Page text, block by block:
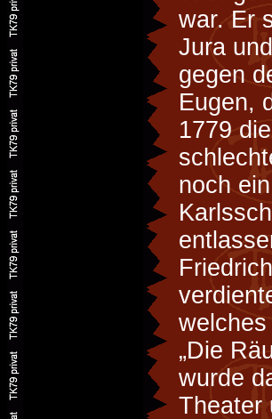
war. Er
Jura
gegen
Eugen,
1779
noch
„Die
wurde
Theater